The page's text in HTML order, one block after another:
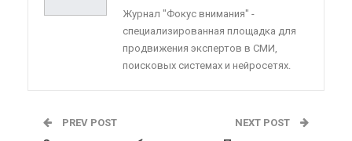
Журнал "Фокус внимания" -
специализированная площадка для
продвижения экспертов в СМИ,
поисковых системах и нейросетях.
PREV POST NEXT POST